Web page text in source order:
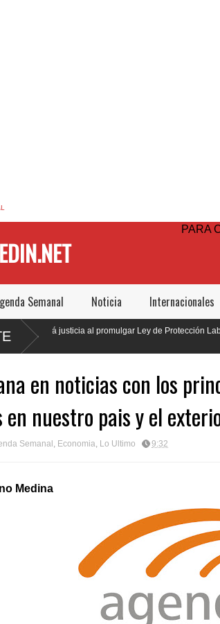
PARA
Semanal Noticia Internacionales
al promulgar Ley de Protección Laboral de los
en noticias con los
nuestro pais y el
Semanal , Economia, Lo Ultimo 9:32
Medina